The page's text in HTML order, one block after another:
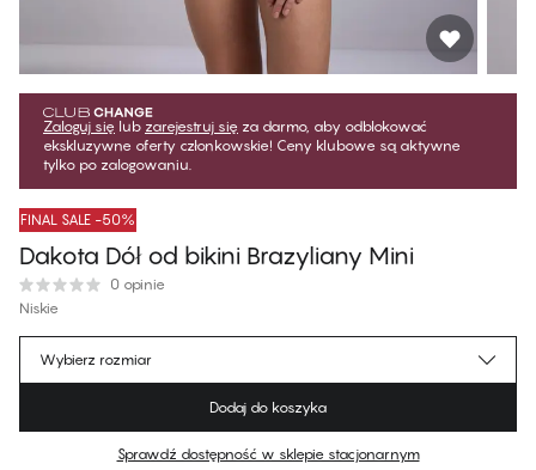
Zaloguj się lub zarejestruj się za darmo, aby odblokować
ekskluzywne oferty członkowskie! Ceny klubowe są aktywne
tylko po zalogowaniu.
FINAL SALE -50%
Dakota Dół od bikini Brazyliany Mini
0 opinie
Niskie
129,99 złCena regularna
Brak sugerowanego rozmiaru dla tego produktu
Wybierz rozmiar
Dodaj do koszyka
Sprawdź dostępność w sklepie stacjonarnym